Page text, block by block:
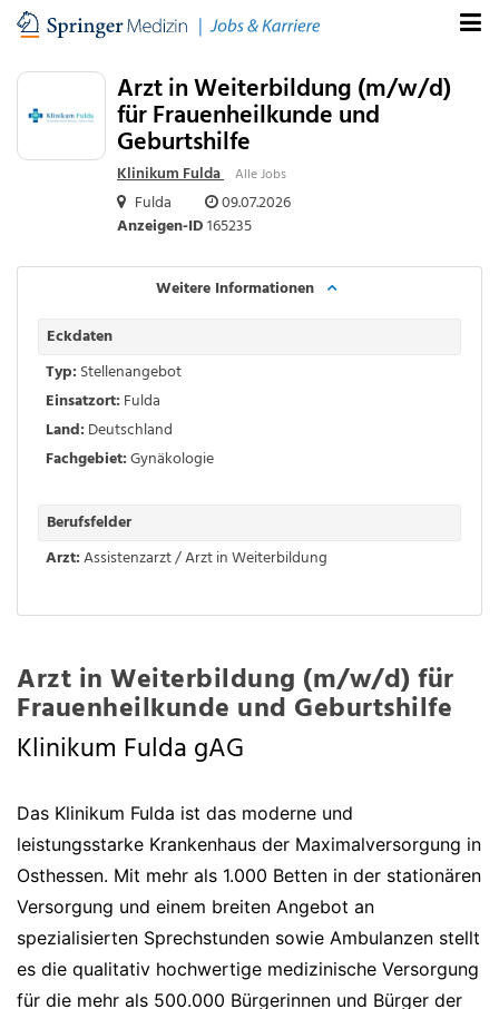
Arzt in Weiterbildung (m/w/d)
für Frauenheilkunde und
Geburtshilfe
Klinikum Fulda Alle Jobs
Fulda
09.07.2026
Anzeigen-ID165235
Weitere Informationen
Eckdaten
Typ: Stellenangebot
Einsatzort: Fulda
Land: Deutschland
Fachgebiet:Gynäkologie
Berufsfelder
Arzt:Assistenzarzt / Arzt in Weiterbildung
Arzt in Weiterbildung (m/w/d) für
Frauenheilkunde und Geburtshilfe
Klinikum Fulda gAG
Das Klinikum Fulda ist das moderne und
leistungsstarke Krankenhaus der Maximalversorgung in
Osthessen. Mit mehr als 1.000 Betten in der stationären
Versorgung und einem breiten Angebot an
spezialisierten Sprechstunden sowie Ambulanzen stellt
es die qualitativ hochwertige medizinische Versorgung
für die mehr als 500.000 Bürgerinnen und Bürger der